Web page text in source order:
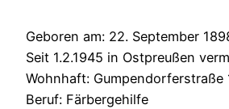
Geboren am: 22. September
Seit 1.2.1945 in Ostpreußen
Wohnhaft: Gumpendorferstraße
Beruf: Färbergehilfe